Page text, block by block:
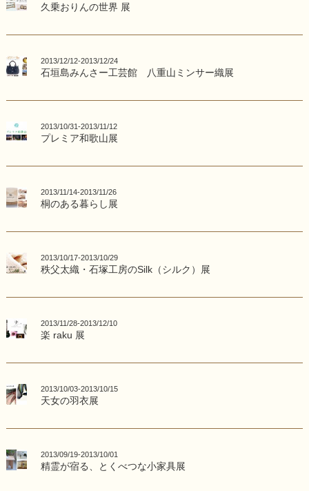
久乗おりんの世界 展
2013/12/12-2013/12/24
石垣島みんさー工芸館 八重山ミンサー織展
2013/10/31-2013/11/12
プレミア和歌山展
2013/11/14-2013/11/26
桐のある暮らし展
2013/10/17-2013/10/29
秩父太織・石塚工房のSilk（シルク）展
2013/11/28-2013/12/10
楽 raku 展
2013/10/03-2013/10/15
天女の羽衣展
2013/09/19-2013/10/01
精霊が宿る、とくべつな小家具展